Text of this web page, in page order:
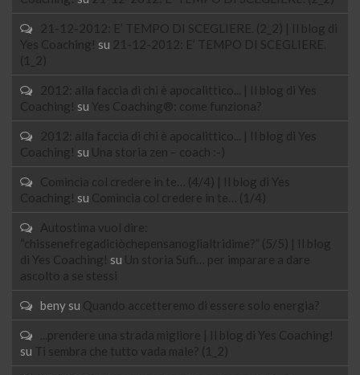
21-12-2012: E’ TEMPO DI SCEGLIERE. (2_2) | Il blog di
Yes Coaching! su 21-12-2012: E’ TEMPO DI SCEGLIERE.
(1_2)
2012: alla faccia di chi è apocalittico... | Il blog di Yes
Coaching! su Yes Coaching®: come funziona?
2012: alla faccia di chi è apocalittico... | Il blog di Yes
Coaching! su Una storia zen – coach :-)
Comincia col credere in te… (4/4) | Il blog di Yes
Coaching! su Comincia col credere in te… (1/4)
Autostima vuol dire:
“chissenefregadiciòchepensanoglialtridime?” (5/5) | Il blog
di Yes Coaching! su
Un storia Sufi… per imparare a dare
ascolto a se stessi
beny su Quando accetteremo di essere solo energia?
...prendere una strada migliore | Il blog di Yes Coaching!
su
Ti sembra che tutto vada male? (1_2)